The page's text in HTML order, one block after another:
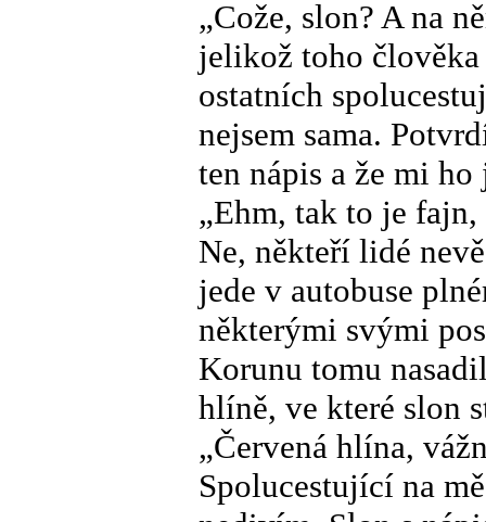
„Cože, slon? A na
jelikož toho
ostatních
nejsem sama.
ten nápis a že mi
„Ehm, tak to je fajn,
Ne, někteří lidé
jede v autobuse
některými svými
Korunu tomu
hlíně, ve které slon
„Červená hlína,
Spolucestující na